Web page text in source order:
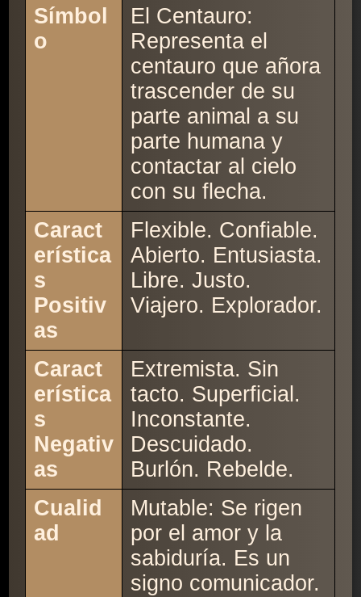
Símbol
o
El Centauro:
Representa el
centauro que añora
trascender de su
parte animal a su
parte humana y
contactar al cielo
con su flecha.
Caract
erística
s
Positiv
as
Flexible. Confiable.
Abierto. Entusiasta.
Libre. Justo.
Viajero. Explorador.
Caract
erística
s
Negativ
as
Extremista. Sin
tacto. Superficial.
Inconstante.
Descuidado.
Burlón. Rebelde.
Cualid
ad
Mutable: Se rigen
por el amor y la
sabiduría. Es un
signo comunicador.